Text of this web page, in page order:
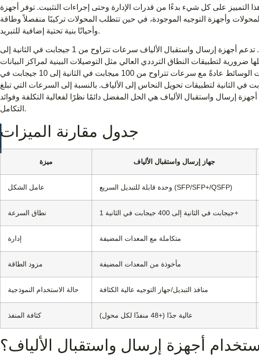
التمييز على كل شيء بدءًا من قدرات الإدارة وحتى إجراءات التثبيت. توفر أجهزة
وأجهزة التوجيه الموجودة، في حين تتطلب المحولات تركيبًا منفصلاً وطاقة
وأحيانًا بنية تحتية إضافية للتبريد.
تختلف قدرات الأداء بشكل كبير بين هذه الحلول. تدعم أجهزة إرسال واستقبال الألياف سرعات تتراوح من 1 جيجابت في الثانية إلى
ضرورية لتطبيقات النطاق الترددي العالي مثل التوصيلات البينية لمراكز البيانات
والشبكات الأساسية للمؤسسات. تتعامل محولات الوسائط عادةً مع سرعات تتراوح من 100 ميجابت في الثانية إلى 10 جيجابت في
مع تركيز معظم عمليات النشر على 1 جيجابت في الثانية لتطبيقات تحويل النحاس إلى الألياف. بالنسبة إلى السرعات التي تبلغ
إرسال واستقبال الألياف هي الحل المفضل دائمًا نظرًا لفعالية التكلفة وفوائد
التكامل.
جدول مقارنة الميزات
ميزة جهاز إرسال واستقبال الألياف
عامل الشكل وحدة قابلة للتبديل السريع (SFP/SFP+/QSFP)
نطاق السرعة 1 جيجابت في الثانية إلى 400 جيجابت في الثانية+
إدارة متكاملة مع المعدات المضيفة
مزود الطاقة مأخوذة من المعدات المضيفة
حالة الاستخدام النموذجية منافذ التبديل/جهاز التوجيه عالية الكثافة
كثافة المنفذ عالية جدًا (+48 منفذًا لكل محول)
أجهزة إرسال واستقبال الألياف؟